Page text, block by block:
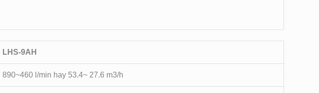
LHS-9AH
890~460 l/min hay 53.4~ 27.6 m3/h